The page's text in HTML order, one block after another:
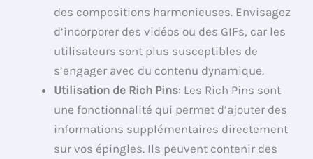
des compositions harmonieuses. Envisagez
d’incorporer des vidéos ou des GIFs, car les
utilisateurs sont plus susceptibles de
s’engager avec du contenu dynamique.
Utilisation de Rich Pins: Les Rich Pins sont
une fonctionnalité qui permet d’ajouter des
informations supplémentaires directement
sur vos épingles. Ils peuvent contenir des